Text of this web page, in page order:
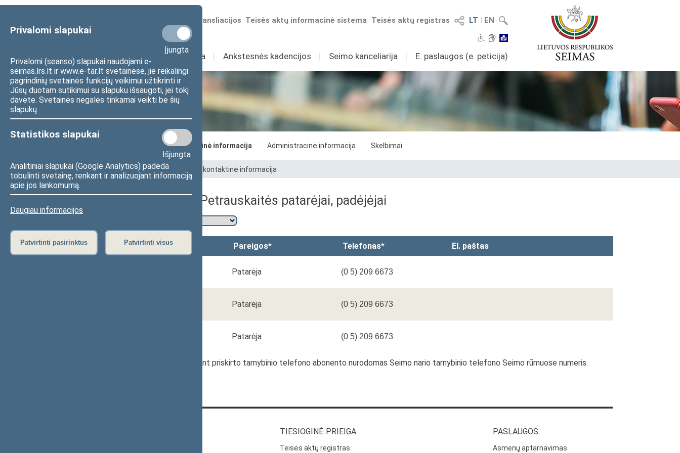
Privalomi slapukai
Įjungta
Privalomi (seanso) slapukai naudojami e-
seimas.lrs.lt ir www.e-tar.lt svetainėse, jie reikalingi
pagrindinių svetainės funkcijų veikimui užtikrinti ir
Jūsų duotam sutikimui su slapuku išsaugoti, jei tokį
davėte. Svetainės negalės tinkamai veikti be šių
slapukų.
Statistikos slapukai
Išjungta
Analitiniai slapukai (Google Analytics) padeda
tobulinti svetainę, renkant ir analizuojant informaciją
apie jos lankomumą.
Daugiau informacijos
Patvirtinti pasirinktus Patvirtinti visus
LT I EN
Teisės aktų registras
Teisės aktų informacinė sistema
Numatomos transliacijos
Sudėtis Veikla I Ankstesnės kadencijos I Seimo kanceliarija I E. paslaugos (e. peticija)
Seimo kanceliarija
Struktūra ir kontaktinė informacija Administracinė informacija Skelbimai
Pradžia>Seimo kanceliarija>Struktūra ir kontaktinė informacija
Seimo narės Modestos Petrauskaitės patarėjai, padėjėjai
Vardas, Pavardė Pareigos* Telefonas* El. paštas
Patarėja (0 5) 209 6673
Patarėja (0 5) 209 6673
Patarėja (0 5) 209 6673
* Seimo nario patarėjui, padėjėjui neturint priskirto tarnybinio telefono abonento nurodomas Seimo nario tarnybinio telefono Seimo rūmuose numeris.
TIESIOGINĖ PRIEIGA:
Teisės aktų registras
PASLAUGOS:
Asmenų aptarnavimas